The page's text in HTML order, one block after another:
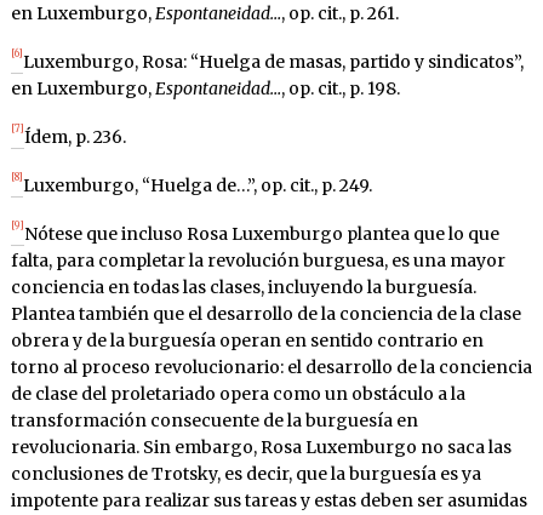
en Luxemburgo,Espontaneidad…, op. cit., p. 261.
[6] Luxemburgo, Rosa: “Huelga de masas, partido y sindicatos”,
en Luxemburgo,Espontaneidad…, op. cit., p. 198.
[7] Ídem, p. 236.
[8] Luxemburgo, “Huelga de…”, op. cit., p. 249.
[9] Nótese que incluso Rosa Luxemburgo plantea que lo que
falta, para completar la revolución burguesa, es una mayor
conciencia en todas las clases, incluyendo la burguesía.
Plantea también que el desarrollo de la conciencia de la clase
obrera y de la burguesía operan en sentido contrario en
torno al proceso revolucionario: el desarrollo de la conciencia
de clase del proletariado opera como un obstáculo a la
transformación consecuente de la burguesía en
revolucionaria. Sin embargo, Rosa Luxemburgo no saca las
conclusiones de Trotsky, es decir, que la burguesía es ya
impotente para realizar sus tareas y estas deben ser asumidas